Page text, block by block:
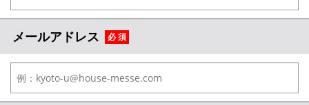
メールでお問い合わせ
メールアドレス 必 須